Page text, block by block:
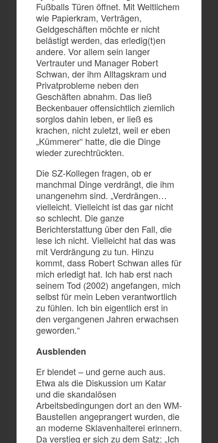
Fußballs Türen öffnet. Mit Weltlichem
wie Papierkram, Verträgen,
Geldgeschäften möchte er nicht
belästigt werden, das erledig(t)en
andere. Vor allem sein langer
Vertrauter und Manager Robert
Schwan, der ihm Alltagskram und
Privatprobleme neben den
Geschäften abnahm. Das ließ
Beckenbauer offensichtlich ziemlich
sorglos dahin leben, er ließ es
krachen, nicht zuletzt, weil er eben
„Kümmerer“ hatte, die die Dinge
wieder zurechtrückten.
Die SZ-Kollegen fragen, ob er
manchmal Dinge verdrängt, die ihm
unangenehm sind. „Verdrängen…
vielleicht. Vielleicht ist das gar nicht
so schlecht. Die ganze
Berichterstattung über den Fall, die
lese ich nicht. Vielleicht hat das was
mit Verdrängung zu tun. Hinzu
kommt, dass Robert Schwan alles für
mich erledigt hat. Ich hab erst nach
seinem Tod (2002) angefangen, mich
selbst für mein Leben verantwortlich
zu fühlen. Ich bin eigentlich erst in
den vergangenen Jahren erwachsen
geworden.“
Ausblenden
Er blendet – und gerne auch aus.
Etwa als die Diskussion um Katar
und die skandalösen
Arbeitsbedingungen dort an den WM-
Baustellen angeprangert wurden, die
an moderne Sklavenhalterei erinnern.
Da verstieg er sich zu dem Satz: „Ich